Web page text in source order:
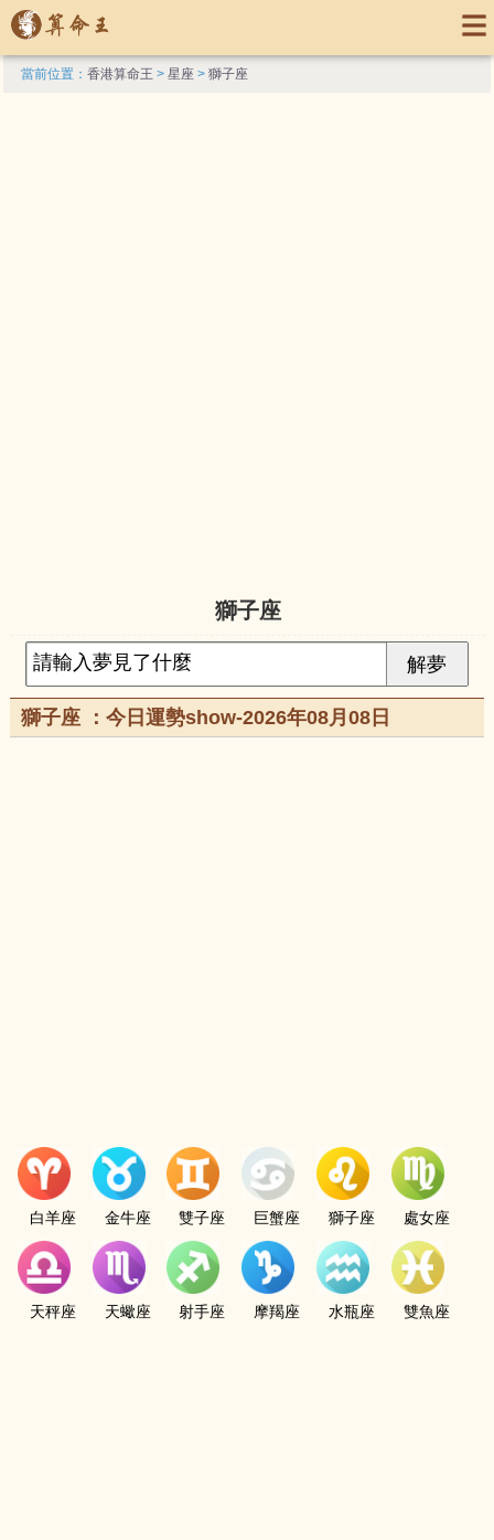
當前位置：香港算命王 >星座 >獅子座
獅子座
獅子座 ：今日運勢show-2026年08月08日
白羊座 金牛座 雙子座 巨蟹座 獅子座 處女座
天秤座 天蠍座 射手座 摩羯座 水瓶座 雙魚座